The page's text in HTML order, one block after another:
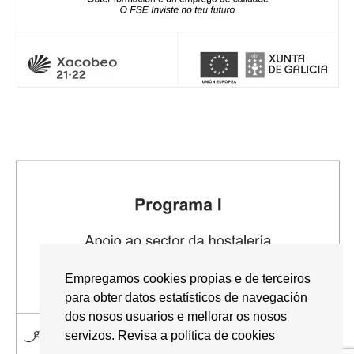
Empregamos cookies propias e de terceiros
para obter datos estatísticos de navegación
dos nosos usuarios e mellorar os nosos
servizos. Revisa a política de cookies